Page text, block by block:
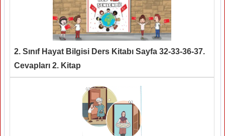
2. Sınıf Hayat Bilgisi Ders Kitabı Sayfa 32-33-36-37.
Cevapları 2. Kitap